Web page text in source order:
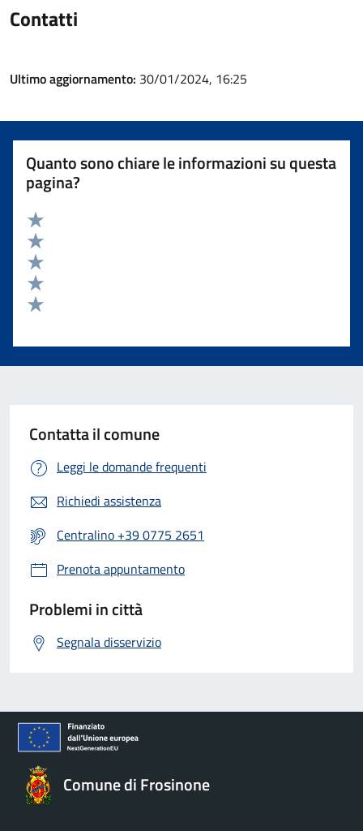
Contatti
Ultimo aggiornamento: 30/01/2024, 16:25
Quanto sono chiare le informazioni su questa
pagina?
Valuta 5 stelle su 5
Valuta 4 stelle su 5
Valuta 3 stelle su 5
Valuta 2 stelle su 5
Contatta il comune
Leggi le domande frequenti
Richiedi assistenza
Centralino +39 0775 2651
Prenota appuntamento
Problemi in città
Segnala disservizio
Comune di Frosinone